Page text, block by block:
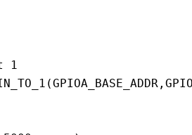
1
(GPIOA_BASE_ADDR ,